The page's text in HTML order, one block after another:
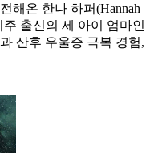
해온 한나 하퍼(Hannah
주 출신의 세 아이 엄마인
산후 우울증 극복 경험,